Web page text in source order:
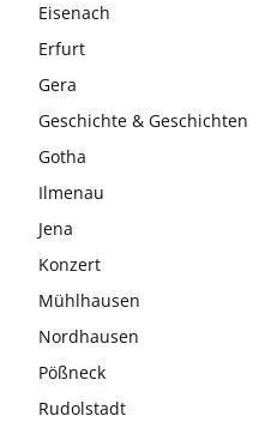
Eisenach
Erfurt
Gera
Geschichte & Geschichten
Gotha
Ilmenau
Jena
Konzert
Mühlhausen
Nordhausen
Pößneck
Rudolstadt